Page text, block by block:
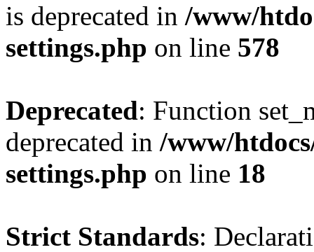
is deprecated in /www/
settings.php on line 578
Deprecated: Function
deprecated in /www/
settings.php on line 18
Strict Standards: